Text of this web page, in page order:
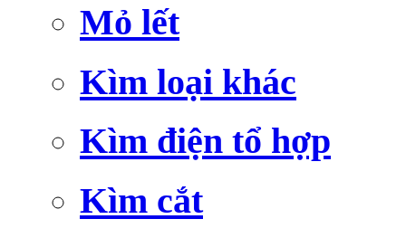
Mỏ lết
Kìm loại khác
Kìm điện tổ hợp
Kìm cắt